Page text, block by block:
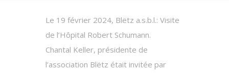
Le 19 février 2024, Blëtz a.s.b.l.: Visite
de l’Hôpital Robert Schumann.
Chantal Keller, présidente de
l’association Blëtz était invitée par